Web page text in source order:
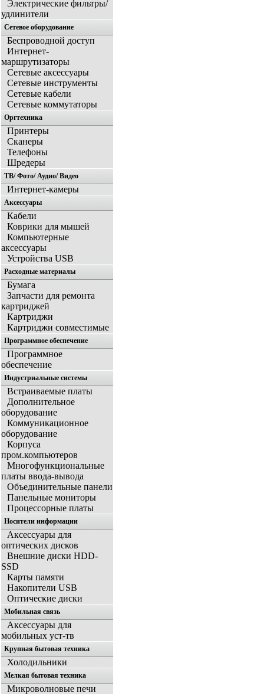
Электрические фильтры/
удлинители
Сетевое оборудование
Беспроводной доступ
Интернет-
маршрутизаторы
Сетевые аксессуары
Сетевые инструменты
Сетевые кабели
Сетевые коммутаторы
Оргтехника
Принтеры
Сканеры
Телефоны
Шредеры
ТВ/ Фото/ Аудио/ Видео
Интернет-камеры
Аксессуары
Кабели
Коврики для мышей
Компьютерные
аксессуары
Устройства USB
Расходные материалы
Бумага
Запчасти для ремонта
картриджей
Картриджи
Картриджи совместимые
Программное обеспечение
Программное
обеспечение
Индустриальные системы
Встраиваемые платы
Дополнительное
оборудование
Коммуникационное
оборудование
Корпуса
пром.компьютеров
Многофункциональные
платы ввода-вывода
Объединительные панели
Панельные мониторы
Процессорные платы
Носители информации
Аксессуары для
оптических дисков
Внешние диски HDD-
SSD
Карты памяти
Накопители USB
Оптические диски
Мобильная связь
Аксессуары для
мобильных уст-тв
Крупная бытовая техника
Холодильники
Мелкая бытовая техника
Микроволновые печи